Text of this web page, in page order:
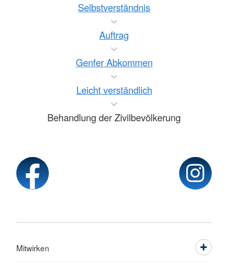
Selbstverständnis
Auftrag
Genfer Abkommen
Leicht verständlich
Behandlung der Zivilbevölkerung
Mitwirken